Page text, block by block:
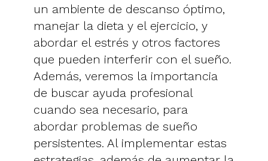
un ambiente de descanso óptimo,
manejar la dieta y el ejercicio, y
abordar el estrés y otros factores
que pueden interferir con el sueño.
Además, veremos la importancia
de buscar ayuda profesional
cuando sea necesario, para
abordar problemas de sueño
persistentes. Al implementar estas